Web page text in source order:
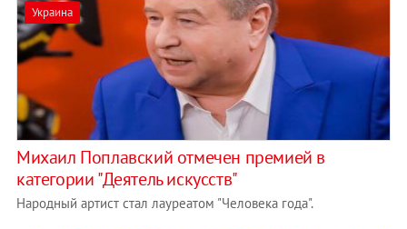
Украина
Михаил Поплавский отмечен премией в
категории "Деятель искусств"
Народный артист стал лауреатом "Человека года".